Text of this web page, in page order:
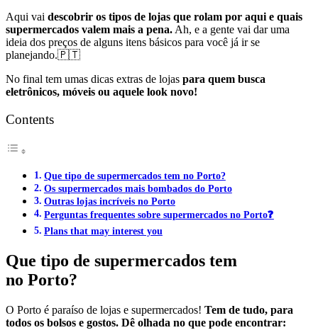
Aqui vai descobrir os tipos de lojas que rolam por aqui e quais
supermercados valem mais a pena. Ah, e a gente vai dar uma
ideia dos preços de alguns itens básicos para você já ir se
planejando.🇵🇹
No final tem umas dicas extras de lojas para quem busca
eletrônicos, móveis ou aquele look novo!
Contents
Que tipo de supermercados tem no Porto?
Os supermercados mais bombados do Porto
Outras lojas incríveis no Porto
Perguntas frequentes sobre supermercados no Porto❓
Plans that may interest you
Que tipo de supermercados tem
no Porto?
O Porto é paraíso de lojas e supermercados! Tem de tudo, para
todos os bolsos e gostos. Dê olhada no que pode encontrar: